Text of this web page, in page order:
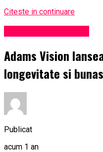
Citeste in continuare
Adams Vision
longevitate si
Publicat
acum 1 an